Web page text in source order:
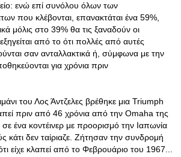
ενώ επί συνόλου όλων των
που κλέβονται, επανακτάται ένα 59%,
μόλις στο 39% θα τις ξαναδούν οι
από το ότι πολλές από αυτές
σαν ανταλλακτικά ή, σύμφωνα με την
για χρόνια πριν
του Λος Άντζελες βρέθηκε μια Triumph
πριν από 46 χρόνια από την Omaha της
ένα κοντέινερ με προορισμό την Ιαπωνία
κάτι δεν ταίριαζε. Ζήτησαν την συνδρομή
είχε κλαπεί από το Φεβρουάριο του 1967...